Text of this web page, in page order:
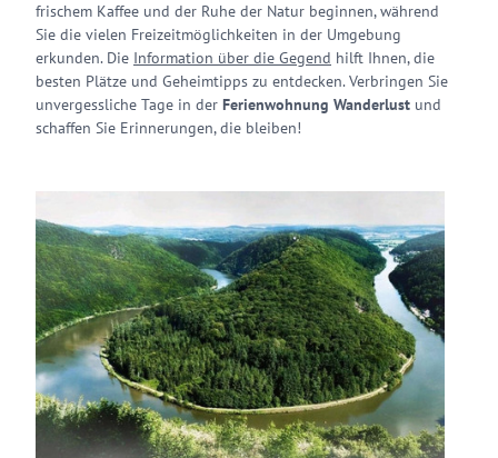
frischem Kaffee und der Ruhe der Natur beginnen, während
Sie die vielen Freizeitmöglichkeiten in der Umgebung
erkunden. Die Information über die Gegend hilft Ihnen, die
besten Plätze und Geheimtipps zu entdecken. Verbringen Sie
unvergessliche Tage in der Ferienwohnung Wanderlust und
schaffen Sie Erinnerungen, die bleiben!